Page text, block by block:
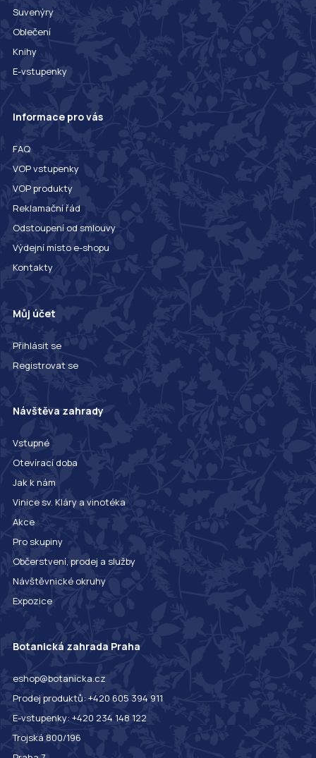
Suvenýry
Oblečení
Knihy
E-vstupenky
Informace pro vás
FAQ
VOP vstupenky
VOP produkty
Reklamační řád
Odstoupení od smlouvy
Výdejní místo e-shopu
Kontakty
Můj účet
Přihlásit se
Registrovat se
Návštěva zahrady
Vstupné
Otevírací doba
Jak k nám
Vinice sv. Kláry a vinotéka
Akce
Pro skupiny
Občerstvení, prodej a služby
Návštěvnické okruhy
Expozice
Botanická zahrada Praha
eshop@botanicka.cz
Prodej produktů: +420 605 394 911
E-vstupenky: +420 234 148 122
Trojská 800/196